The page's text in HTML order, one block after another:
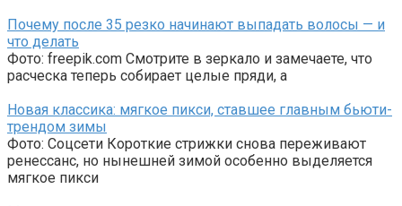
Почему после 35 резко начинают выпадать волосы — и
что делать
Фото: freepik.com Смотрите в зеркало и замечаете, что
расческа теперь собирает целые пряди, а
Новая классика: мягкое пикси, ставшее главным бьюти-
трендом зимы
Фото: Соцсети Короткие стрижки снова переживают
ренессанс, но нынешней зимой особенно выделяется
мягкое пикси